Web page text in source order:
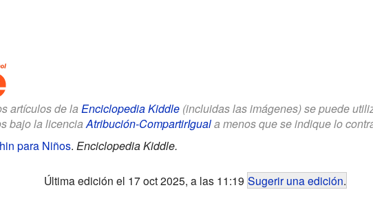
artículos de la Enciclopedia Kiddle(incluidas las imágenes) se puede
bajo la licenciaAtribución-CompartirIguala menos que se indique lo
para Niños. Enciclopedia Kiddle.
Última edición el 17 oct 2025, a las 11:19 Sugerir una edición.